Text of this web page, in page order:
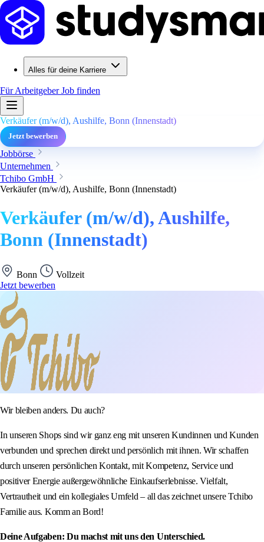
Alles für deine Karriere
Für ArbeitgeberJob finden
Verkäufer (m/w/d), Aushilfe, Bonn (Innenstadt)
Jetzt bewerben
Jobbörse
Unternehmen
Tchibo GmbH
Verkäufer (m/w/d), Aushilfe, Bonn (Innenstadt)
Verkäufer (m/w/d), Aushilfe,
Bonn (Innenstadt)
Bonn
Vollzeit
Jetzt bewerben
Wir bleiben anders. Du auch?
In unseren Shops sind wir ganz eng mit unseren Kundinnen und Kunden
verbunden und sprechen direkt und persönlich mit ihnen. Wir schaffen
durch unseren persönlichen Kontakt, mit Kompetenz, Service und
positiver Energie außergewöhnliche Einkaufserlebnisse. Vielfalt,
Vertrautheit und ein kollegiales Umfeld – all das zeichnet unsere Tchibo
Familie aus. Komm an Bord!
Deine Aufgaben: Du machst mit uns den Unterschied.